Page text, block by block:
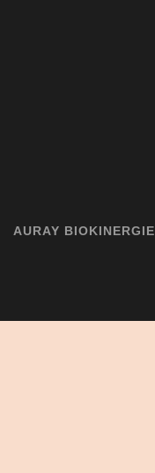
AURAY BIOKINERGIE